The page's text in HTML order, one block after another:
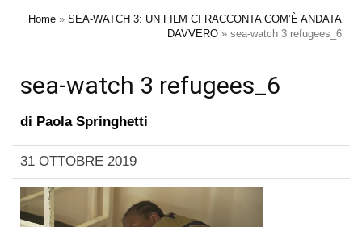
Home » SEA-WATCH 3: UN FILM CI RACCONTA COM’È ANDATA
DAVVERO » sea-watch 3 refugees_6
sea-watch 3 refugees_6
di Paola Springhetti
31 OTTOBRE 2019